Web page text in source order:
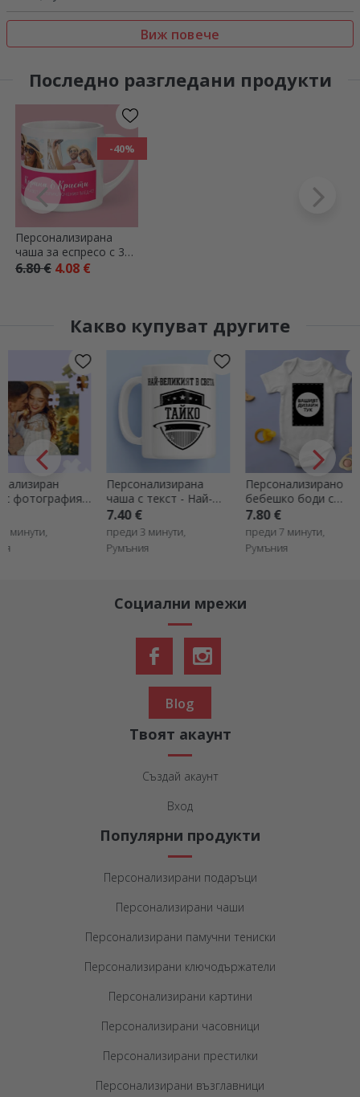
Виж повече
Последно разгледани продукти
-40%
Персонализирана
чаша за еспресо с 3
снимки и текст
6.80 € 4.08 €
Какво купуват другите
Персонализирана
чаша с текст - Най-
страхотният баща
преди 3 минути,
Персонализирано
бебешко боди с
вашата портретна
графика
преди 7 минути,
преди 8
Социални мрежи
Blog
Твоят акаунт
Създай акаунт
Вход
Популярни продукти
Персонализирани подаръци
Персонализирани чаши
Персонализирани памучни тениски
Персонализирани ключодържатели
Персонализирани картини
Персонализирани часовници
Персонализирани престилки
Персонализирани възглавници